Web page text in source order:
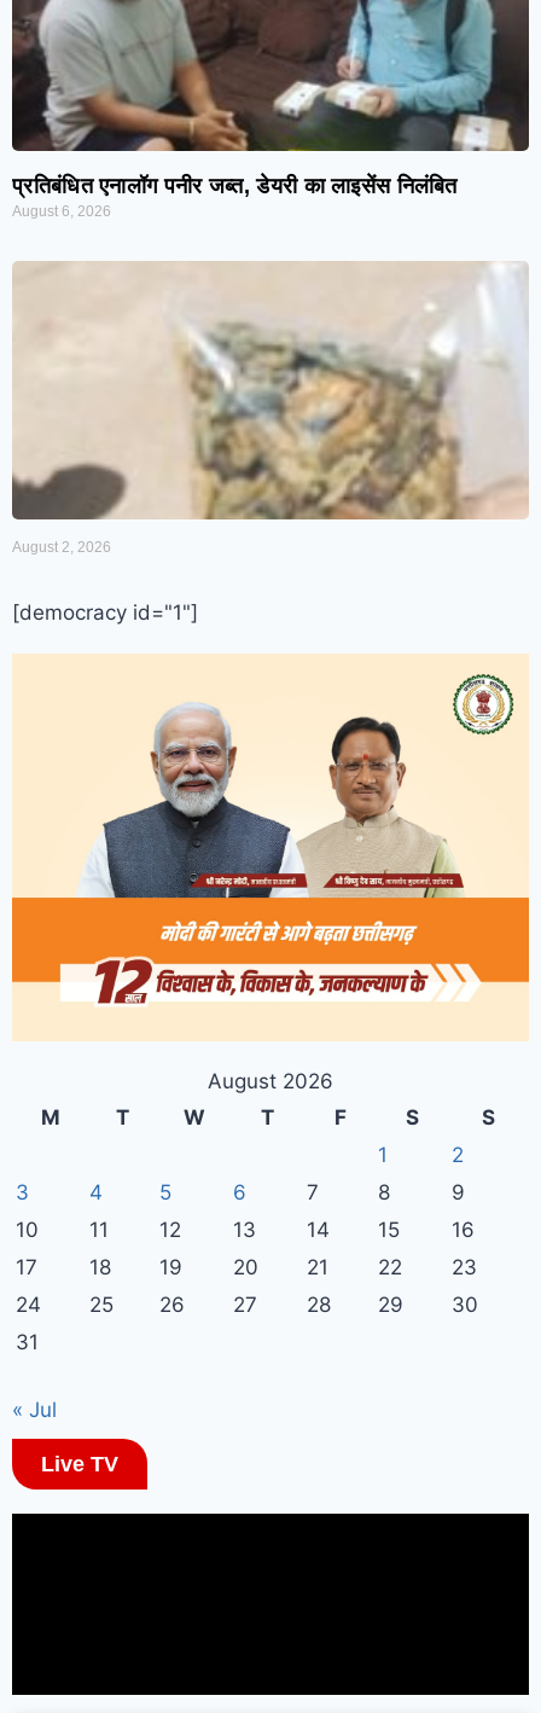
प्रतिबंधित एनालॉग पनीर जब्त, डेयरी का लाइसेंस निलंबित
August 6, 2026
August 2, 2026
[democracy id="1"]
August 2026
M
T W T F S
S
1
2
3
4 5 6 7 8
9
10
11 12 13 14 15
16
17
18 19 20 21 22
23
24
25 26 27 28 29
30
31
« Jul
Live TV